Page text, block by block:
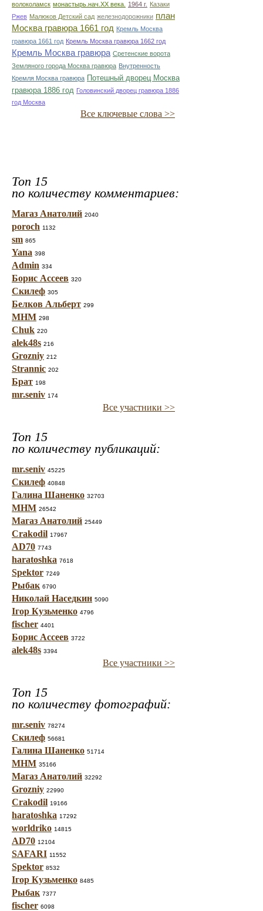
волоколамск монастырь.нач.ХХ века. 1964 г. Казаки
Ржев Малюков Детский сад железнодорожники план
Москва гравюра 1661 год Кремль Москва
гравюра 1661 год Кремль Москва гравюра 1662 год
Кремль Москва гравюра Сретенские ворота
Земляного города Москва гравюра Внутренность
Кремля Москва гравюра Потешный дворец Москва
гравюра 1886 год Головинский дворец гравюра 1886
год Москва
Все ключевые слова >>
Топ 15
по количеству комментариев:
Магаз Анатолий 2040
poroch 1132
sm 865
Yana 398
Admin 334
Борис Ассеев 320
Скилеф 305
Белков Альберт 299
МНМ 298
Chuk 220
alek48s 216
Grozniy 212
Strannic 202
Брат 198
mr.seniv 174
Все участники >>
Топ 15
по количеству публикаций:
mr.seniv 45225
Скилеф 40848
Галина Шаненко 32703
МНМ 26542
Магаз Анатолий 25449
Crakodil 17967
AD70 7743
haratoshka 7618
Spektor 7249
Рыбак 6790
Николай Наседкин 5090
Ігор Кузьменко 4796
fischer 4401
Борис Ассеев 3722
alek48s 3394
Все участники >>
Топ 15
по количеству фотографий:
mr.seniv 78274
Скилеф 56681
Галина Шаненко 51714
МНМ 35166
Магаз Анатолий 32292
Grozniy 22990
Crakodil 19166
haratoshka 17292
worldriko 14815
AD70 12104
SAFARI 11552
Spektor 8532
Ігор Кузьменко 8485
Рыбак 7377
fischer 6098